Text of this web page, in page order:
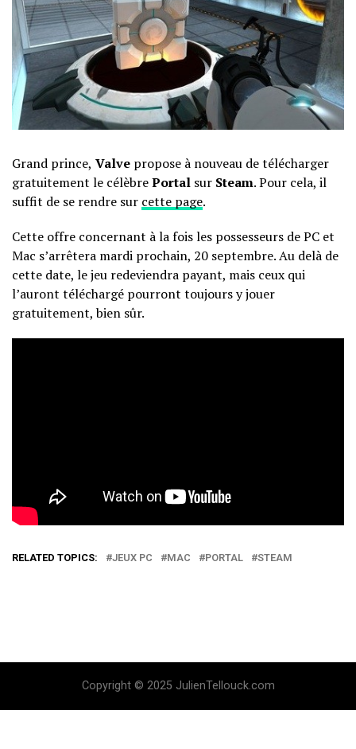
Grand prince, Valve propose à nouveau de télécharger
gratuitement le célèbrePortal sur Steam. Pour cela, il
suffit de se rendre sur cette page.
Cette offre concernant à la fois les possesseurs de PC et
Mac s’arrêtera mardi prochain, 20 septembre. Au delà de
cette date, le jeu redeviendra payant, mais ceux qui
l’auront téléchargé pourront toujours y jouer
gratuitement, bien sûr.
RELATED TOPICS: JEUX PC MAC PORTAL STEAM
Copyright © 2025 JulienTellouck.com